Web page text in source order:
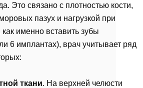
Это связано с плотностью кости,
пазух и нагрузкой при
именно вставить зубы
6 имплантах), врач учитывает ряд
ткани. На верхней челюсти